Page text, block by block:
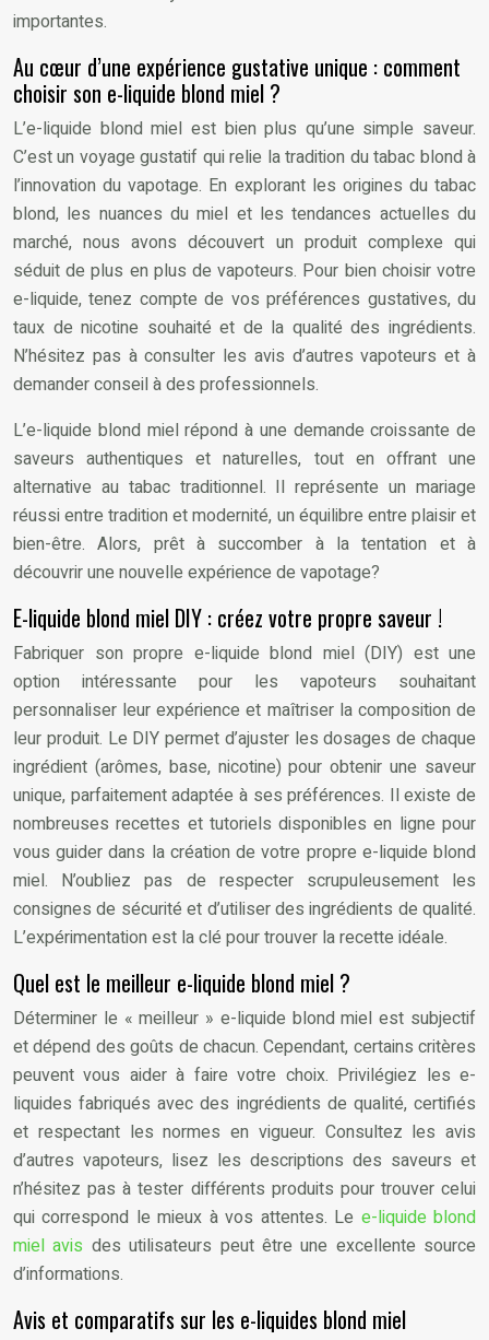
importantes.
Au cœur d’une expérience gustative unique : comment
choisir son e-liquide blond miel ?
L’e-liquide blond miel est bien plus qu’une simple saveur.
C’est un voyage gustatif qui relie la tradition du tabac blond à
l’innovation du vapotage. En explorant les origines du tabac
blond, les nuances du miel et les tendances actuelles du
marché, nous avons découvert un produit complexe qui
séduit de plus en plus de vapoteurs. Pour bien choisir votre
e-liquide, tenez compte de vos préférences gustatives, du
taux de nicotine souhaité et de la qualité des ingrédients.
N’hésitez pas à consulter les avis d’autres vapoteurs et à
demander conseil à des professionnels.
L’e-liquide blond miel répond à une demande croissante de
saveurs authentiques et naturelles, tout en offrant une
alternative au tabac traditionnel. Il représente un mariage
réussi entre tradition et modernité, un équilibre entre plaisir et
bien-être. Alors, prêt à succomber à la tentation et à
découvrir une nouvelle expérience de vapotage?
E-liquide blond miel DIY : créez votre propre saveur !
Fabriquer son propre e-liquide blond miel (DIY) est une
option intéressante pour les vapoteurs souhaitant
personnaliser leur expérience et maîtriser la composition de
leur produit. Le DIY permet d’ajuster les dosages de chaque
ingrédient (arômes, base, nicotine) pour obtenir une saveur
unique, parfaitement adaptée à ses préférences. Il existe de
nombreuses recettes et tutoriels disponibles en ligne pour
vous guider dans la création de votre propre e-liquide blond
miel. N’oubliez pas de respecter scrupuleusement les
consignes de sécurité et d’utiliser des ingrédients de qualité.
L’expérimentation est la clé pour trouver la recette idéale.
Quel est le meilleur e-liquide blond miel ?
Déterminer le « meilleur » e-liquide blond miel est subjectif
et dépend des goûts de chacun. Cependant, certains critères
peuvent vous aider à faire votre choix. Privilégiez les e-
liquides fabriqués avec des ingrédients de qualité, certifiés
et respectant les normes en vigueur. Consultez les avis
d’autres vapoteurs, lisez les descriptions des saveurs et
n’hésitez pas à tester différents produits pour trouver celui
qui correspond le mieux à vos attentes. Le e-liquide blond
miel avis des utilisateurs peut être une excellente source
d’informations.
Avis et comparatifs sur les e-liquides blond miel